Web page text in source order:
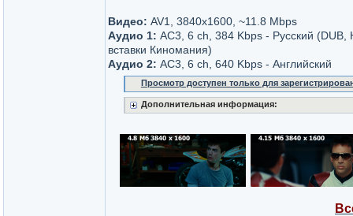
Видео: AV1, 3840x1600, ~11.8 Mbps
Аудио 1: AC3, 6 ch, 384 Kbps - Русский
вставки Киномания)
Аудио 2: AC3, 6 ch, 640 Kbps - Английский
Просмотр доступен только для
Дополнительная информация: